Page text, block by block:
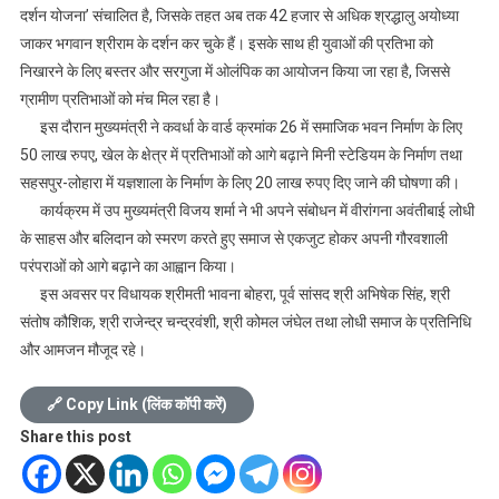
दर्शन योजना’ संचालित है, जिसके तहत अब तक 42 हजार से अधिक श्रद्धालु अयोध्या
जाकर भगवान श्रीराम के दर्शन कर चुके हैं। इसके साथ ही युवाओं की प्रतिभा को
निखारने के लिए बस्तर और सरगुजा में ओलंपिक का आयोजन किया जा रहा है, जिससे
ग्रामीण प्रतिभाओं को मंच मिल रहा है।
इस दौरान मुख्यमंत्री ने कवर्धा के वार्ड क्रमांक 26 में समाजिक भवन निर्माण के लिए
50 लाख रुपए, खेल के क्षेत्र में प्रतिभाओं को आगे बढ़ाने मिनी स्टेडियम के निर्माण तथा
सहसपुर-लोहारा में यज्ञशाला के निर्माण के लिए 20 लाख रुपए दिए जाने की घोषणा की।
कार्यक्रम में उप मुख्यमंत्री विजय शर्मा ने भी अपने संबोधन में वीरांगना अवंतीबाई लोधी
के साहस और बलिदान को स्मरण करते हुए समाज से एकजुट होकर अपनी गौरवशाली
परंपराओं को आगे बढ़ाने का आह्वान किया।
इस अवसर पर विधायक श्रीमती भावना बोहरा, पूर्व सांसद श्री अभिषेक सिंह, श्री
संतोष कौशिक, श्री राजेन्द्र चन्द्रवंशी, श्री कोमल जंघेल तथा लोधी समाज के प्रतिनिधि
और आमजन मौजूद रहे।
🔗 Copy Link (लिंक कॉपी करें)
Share this post